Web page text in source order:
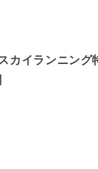
カイランニン